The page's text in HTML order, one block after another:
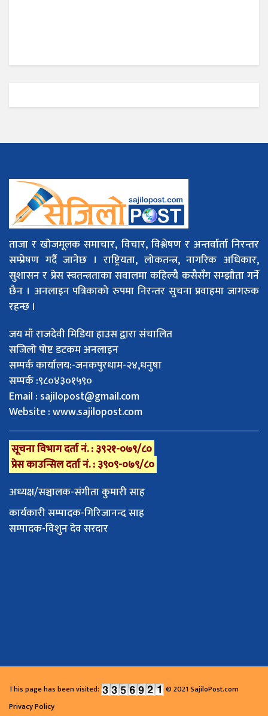
ताजा र खोजमूलक समाचार, विचार, विश्लेषण र अन्तर्वार्ता निरन्तर
सम्प्रेषण गर्दै जानेछ । राष्ट्रियता, लोकतन्त्र, नागरिक अधिकार,
सुशासन र प्रेस स्वतन्त्रताका सवालमा कहिल्यै कसैसँग सम्झौता गर्ने
छैन । अनलाइन पत्रिकाको रुपमा निरन्तर सुचना प्रवाहमा जागरुक
रहन्छ ।
जय माँ राजदेवी मिडिया हाउस द्वारा संचालित
सजिलो पोष्ट डटकम अनलाइन
सम्पर्क कार्यालय:-जनकपुरधाम-२४,धनुषा
सम्पर्क :९८०४३०१५९०
Email : sajilopost@gmail.com
Website : www.sajilopost.com
सूचना विभाग दर्ता नं. : ३९२१-०७९/८०
प्रेस काउन्सिल दर्ता नं. : ३९०९-०७९/८०
अध्यक्ष/सञ्चालक-संगीता कुमारी साह
कार्यकारी सम्पादक-गिरिजानन्द साह
सम्पादक-विशुन देव सरदार
This page has been visited: © 2021 SajiloPost.com
Privacy Policy